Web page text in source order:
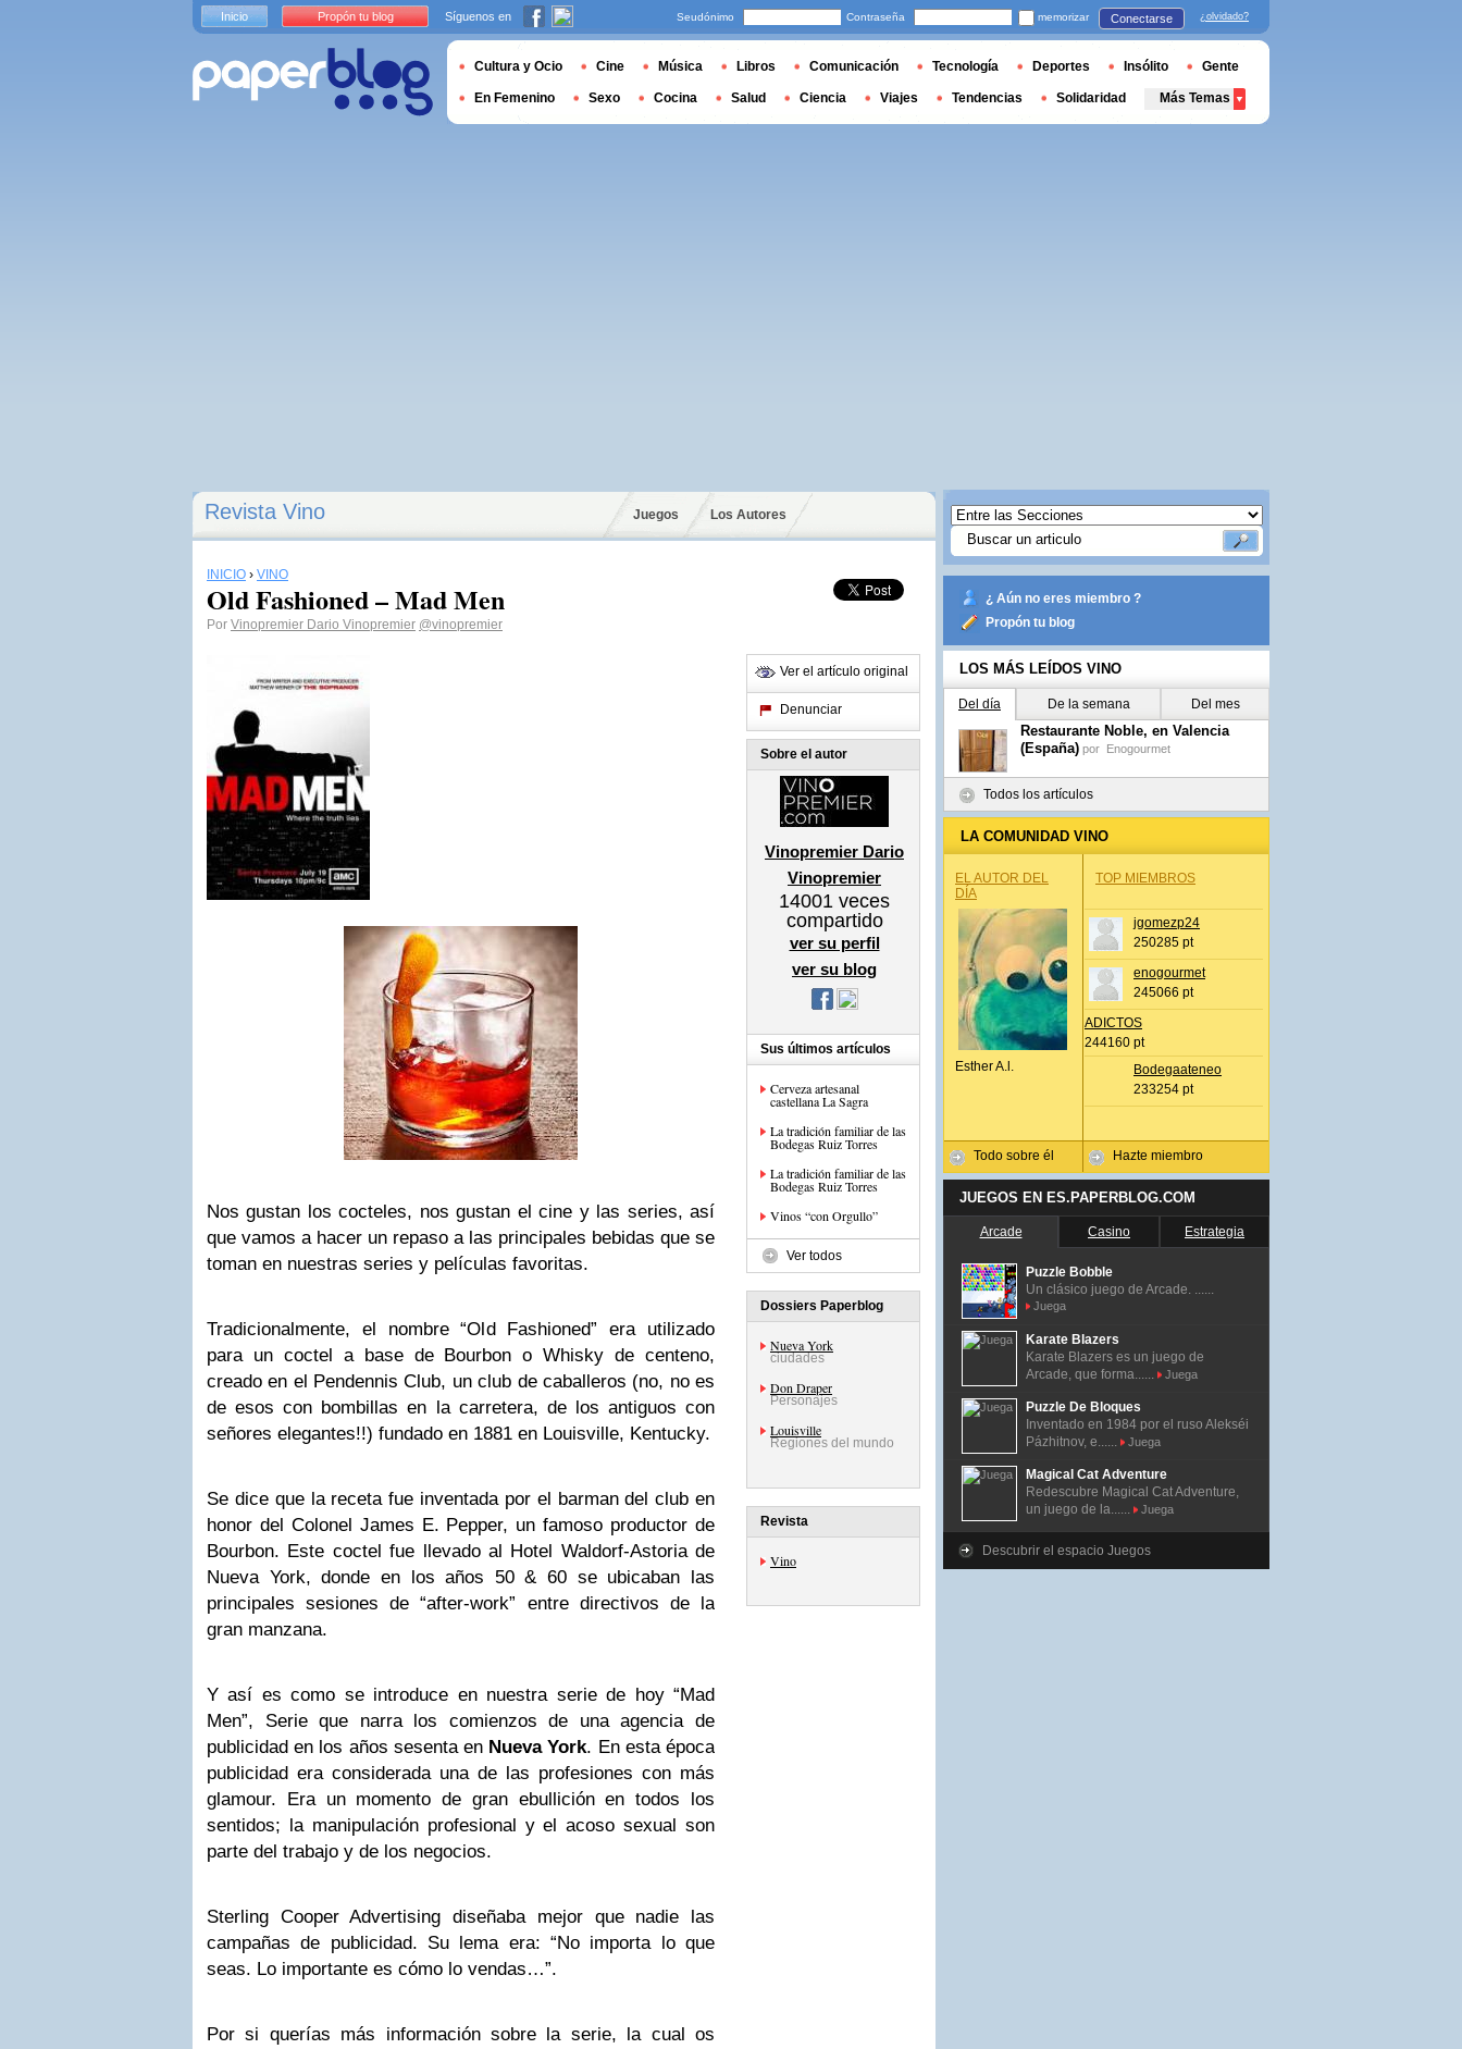
Revista Vino Juegos Los Autores
INICIO › VINO
Old Fashioned – Mad Men
Por Vinopremier Dario Vinopremier @vinopremier
Nos gustan los cocteles, nos gustan el cine y las series, así
que vamos a hacer un repaso a las principales bebidas que se
toman en nuestras series y películas favoritas.
Tradicionalmente, el nombre “Old Fashioned” era utilizado
para un coctel a base de Bourbon o Whisky de centeno,
creado en el Pendennis Club, un club de caballeros (no, no es
de esos con bombillas en la carretera, de los antiguos con
señores elegantes!!) fundado en 1881 en Louisville, Kentucky.
Se dice que la receta fue inventada por el barman del club en
honor del Colonel James E. Pepper, un famoso productor de
Bourbon. Este coctel fue llevado al Hotel Waldorf-Astoria de
Nueva York, donde en los años 50 & 60 se ubicaban las
principales sesiones de “after-work” entre directivos de la
gran manzana.
Y así es como se introduce en nuestra serie de hoy “Mad
Men”, Serie que narra los comienzos de una agencia de
publicidad en los años sesenta en Nueva York. En esta época
publicidad era considerada una de las profesiones con más
glamour. Era un momento de gran ebullición en todos los
sentidos; la manipulación profesional y el acoso sexual son
parte del trabajo y de los negocios.
Sterling Cooper Advertising diseñaba mejor que nadie las
campañas de publicidad. Su lema era: “No importa lo que
seas. Lo importante es cómo lo vendas…”.
Por si querías más información sobre la serie, la cual os
Ver el artículo original
Denunciar
Sobre el autor
Vinopremier Dario
Vinopremier
14001 veces
compartido
ver su perfil
ver su blog
Sus últimos artículos
Cerveza artesanal
castellana La Sagra
La tradición familiar de las
Bodegas Ruiz Torres
La tradición familiar de las
Bodegas Ruiz Torres
Vinos “con Orgullo”
Ver todos
Dossiers Paperblog
Nueva York
ciudades
Don Draper
Personajes
Louisville
Regiones del mundo
Revista
Vino
¿ Aún no eres miembro ?
Propón tu blog
LOS MÁS LEÍDOS VINO
Del día De la semana Del mes
Restaurante Noble, en Valencia
(España) por Enogourmet
Todos los artículos
LA COMUNIDAD VINO
EL AUTOR DEL
DÍA
Esther A.l.
Todo sobre él
TOP MIEMBROS
jgomezp24
250285 pt
enogourmet
245066 pt
ADICTOS
244160 pt
Bodegaateneo
233254 pt
Hazte miembro
JUEGOS EN ES.PAPERBLOG.COM
Arcade Casino Estrategia
Puzzle Bobble
Un clásico juego de Arcade. ......
Juega
Karate Blazers
Karate Blazers es un juego de
Arcade, que forma......
Juega
Puzzle De Bloques
Inventado en 1984 por el ruso Alekséi
Pázhitnov, e......
Juega
Magical Cat Adventure
Redescubre Magical Cat Adventure,
un juego de la......
Juega
Descubrir el espacio Juegos
Inicio Propón tu blog Síguenos en Seudónimo Contraseña memorizar Conectarse ¿olvidado?
Cultura y Ocio Cine Música Libros Comunicación Tecnología Deportes Insólito Gente
En Femenino Sexo Cocina Salud Ciencia Viajes Tendencias Solidaridad Más Temas